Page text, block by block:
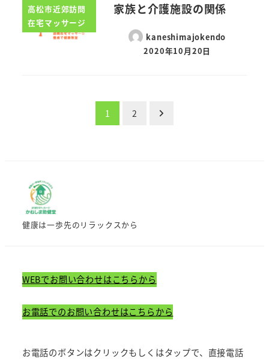
高松市近郊訪問
在宅マッサージ
家族と介護施設の関係
kaneshimajokendo
2020年10月20日
ペ
ー
ジ
り
1 2
健康は一歩先のリラックスから
WEBでお問い合わせはこちらから
お電話でのお問い合わせはこちらから
お電話のボタンはクリックもしくはタップで、直接電話